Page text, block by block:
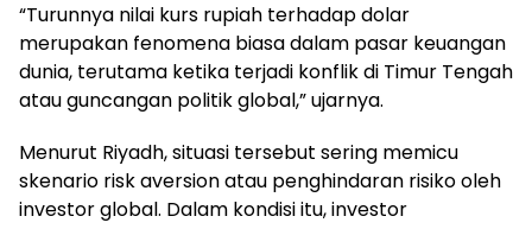
“Turunnya nilai kurs rupiah terhadap dolar
merupakan fenomena biasa dalam pasar keuangan
dunia, terutama ketika terjadi konflik di Timur Tengah
atau guncangan politik global,” ujarnya.
Menurut Riyadh, situasi tersebut sering memicu
skenario risk aversion atau penghindaran risiko oleh
investor global. Dalam kondisi itu, investor